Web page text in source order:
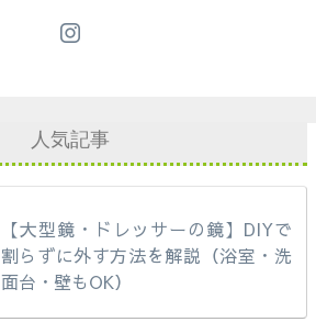
人気記事
【大型鏡・ドレッサーの鏡】DIYで
割らずに外す方法を解説（浴室・洗
面台・壁もOK）